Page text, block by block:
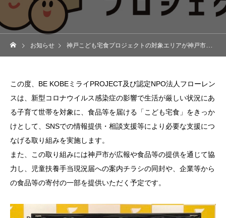
お知らせ 神戸こども宅食プロジェクトの対象エリアが神戸市全区に拡大します！
この度、BE KOBEミライPROJECT及び認定NPO法人フローレン
スは、新型コロナウイルス感染症の影響で生活が厳しい状況にあ
る子育て世帯を対象に、食品等を届ける「こども宅食」をきっか
けとして、SNSでの情報提供・相談支援等により必要な支援につ
なげる取り組みを実施します。
また、この取り組みには神戸市が広報や食品等の提供を通じて協
力し、児童扶養手当現況届への案内チラシの同封や、企業等から
の食品等の寄付の一部を提供いただく予定です。